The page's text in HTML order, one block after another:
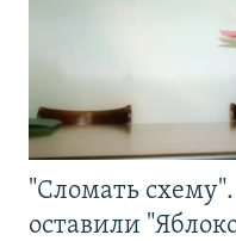
"Сломать
оставили